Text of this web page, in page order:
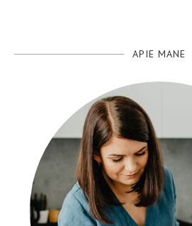
APIE MANE